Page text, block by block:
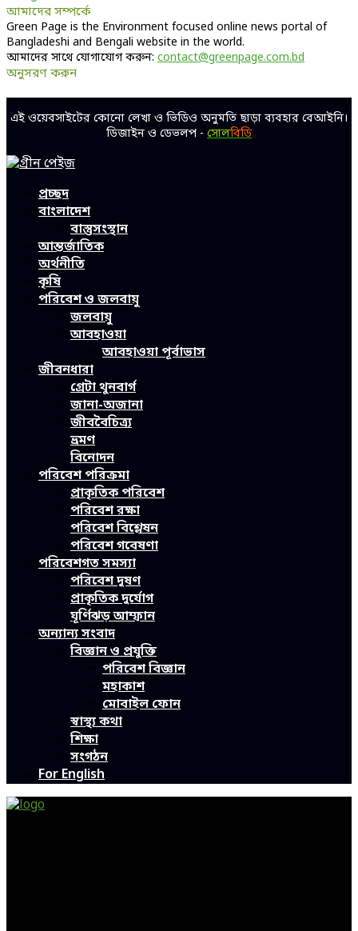
আমাদের সম্পর্কে
Green Page is the Environment focused online news portal of
Bangladeshi and Bengali website in the world.
আমাদের সাথে যোগাযোগ করুন: contact@greenpage.com.bd
অনুসরণ করুন
এই ওয়েবসাইটের কোনো লেখা ও ভিডিও অনুমতি ছাড়া ব্যবহার বেআইনি।
ডিজাইন ও ডেভলপ - সোলবিডি
প্রচ্ছদ
বাংলাদেশ
বাস্তুসংস্থান
আন্তর্জাতিক
অর্থনীতি
কৃষি
পরিবেশ ও জলবায়ু
জলবায়ু
আবহাওয়া
আবহাওয়া পূর্বাভাস
জীবনধারা
গ্রেটা থুনবার্গ
জানা-অজানা
জীববৈচিত্র্য
ভ্রমণ
বিনোদন
পরিবেশ পরিক্রমা
প্রাকৃতিক পরিবেশ
পরিবেশ রক্ষা
পরিবেশ বিশ্লেষন
পরিবেশ গবেষণা
পরিবেশগত সমস্যা
পরিবেশ দূষণ
প্রাকৃতিক দুর্যোগ
ঘূর্ণিঝড় আম্ফান
অন্যান্য সংবাদ
বিজ্ঞান ও প্রযুক্তি
পরিবেশ বিজ্ঞান
মহাকাশ
মোবাইল ফোন
স্বাস্থ্য কথা
শিক্ষা
সংগঠন
For English